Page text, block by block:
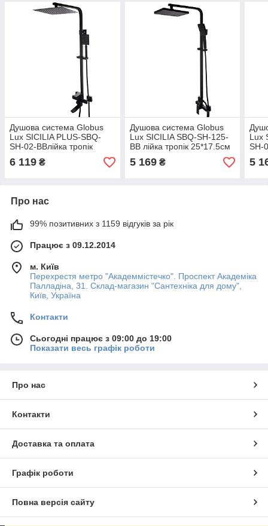
Душова система Globus
Lux SICILIA PLUS-SBQ-
SH-02-BBлійка тропік
виливом нержавіюча
6 119 ₴
Душова система Globus
Lux SICILIA SBQ-SH-125-
BB лійка тропік 25*17.5см
нержавіюча сталь
5 169₴
Lux
SH-
5
Про нас
99% позитивних з 1159 відгуків за рік
Працює з 09.12.2014
м. Київ
Перехрестя метро "Академмістечко". Проспект Академіка
Палладіна, 31. Склад-магазин "Сантехніка для дому",
Київ, Україна
Контакти
Сьогодні працює з 09:00 до 19:00
Показати весь графік роботи
Про нас
Контакти
Доставка та оплата
Графік роботи
Повна версія сайту